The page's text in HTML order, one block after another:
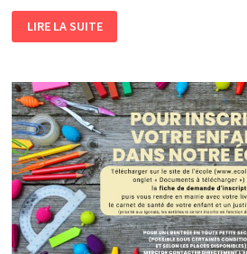
ON
L’HABILLE
LIRE LA SUITE